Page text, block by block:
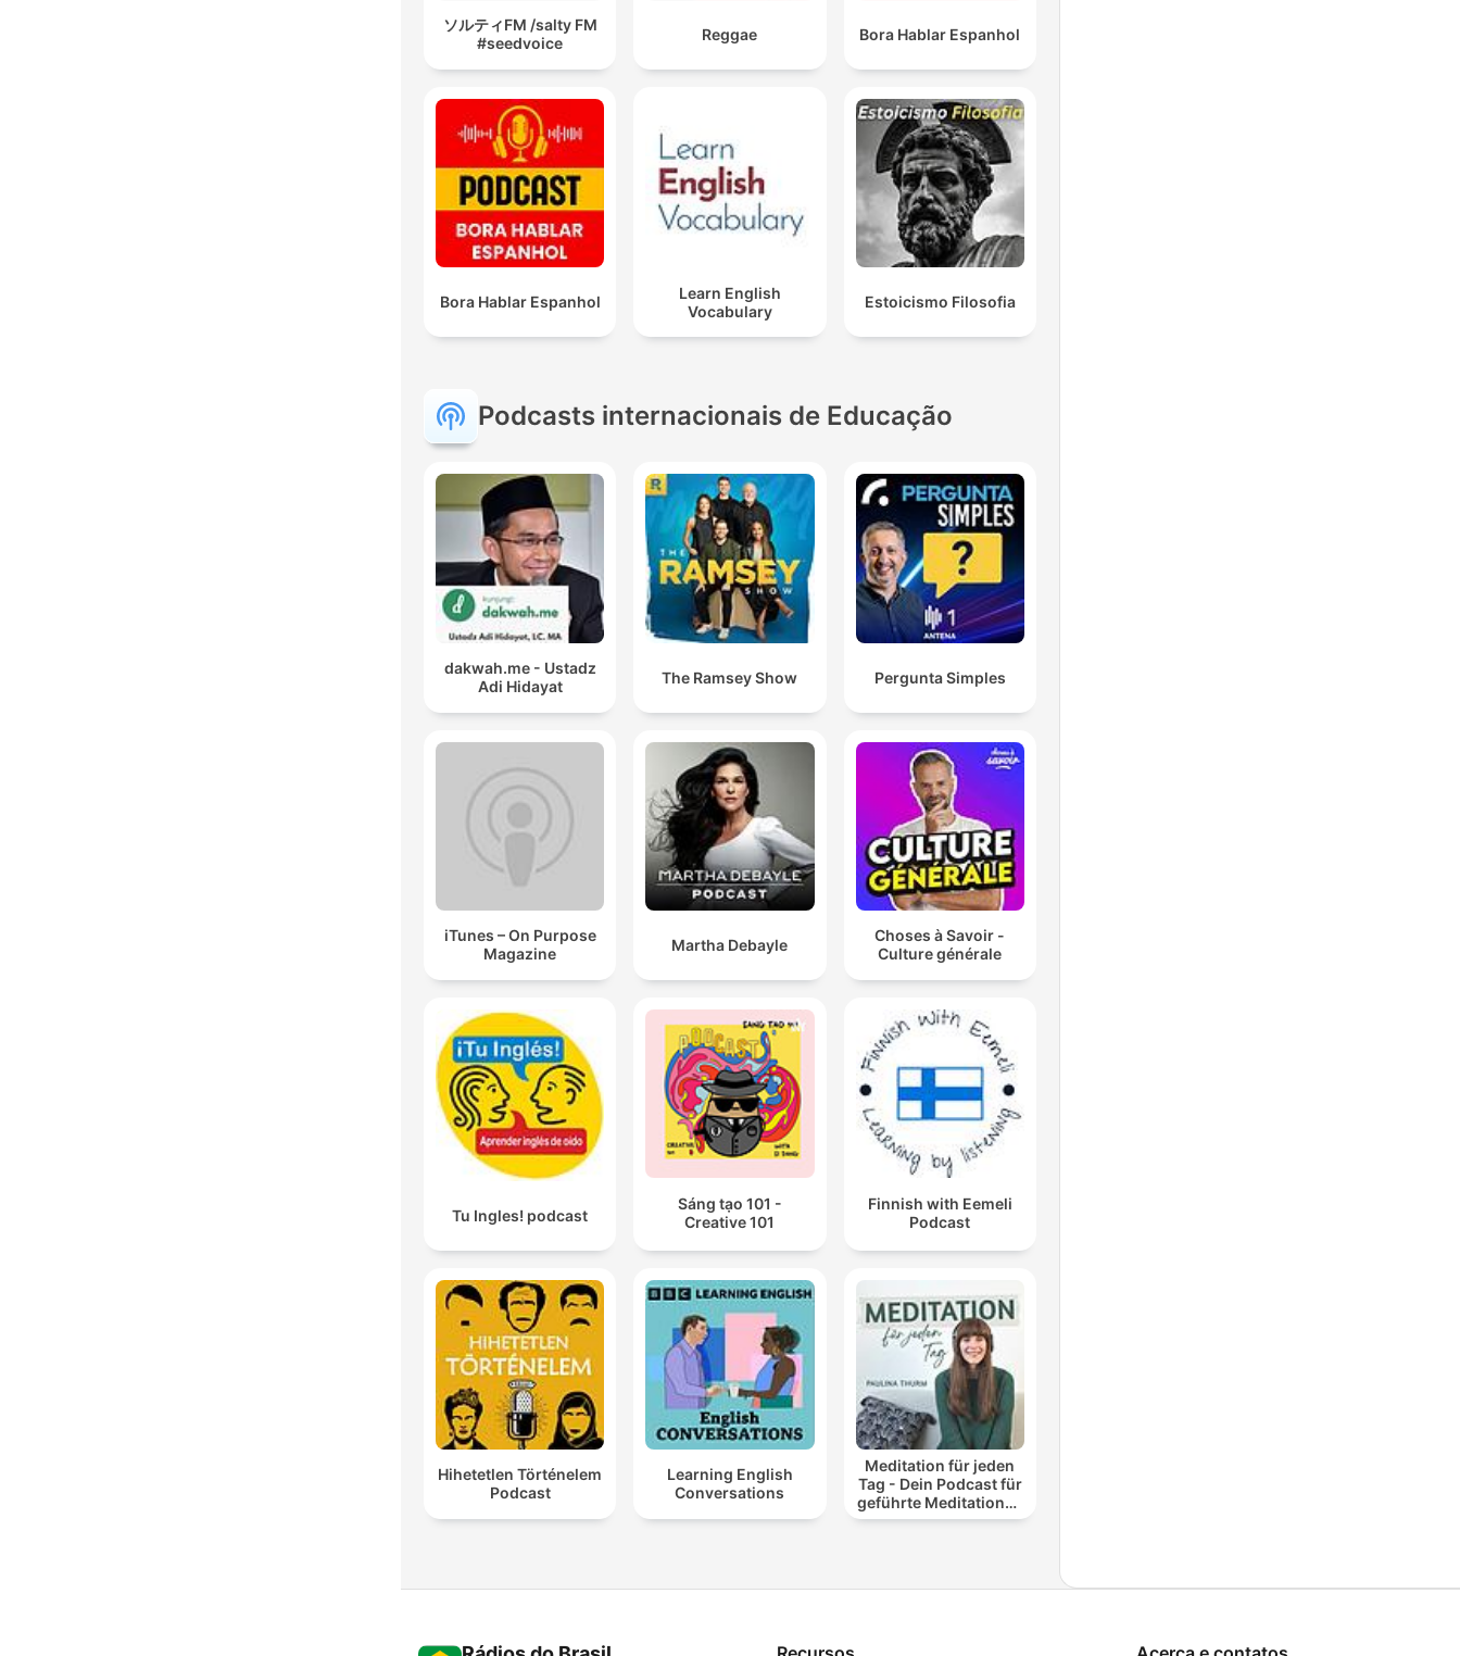
ソルティFM /salty FM
#seedvoice
Reggae Bora Hablar Espanhol
Bora Hablar Espanhol
Learn English
Vocabulary
Estoicismo Filosofia
Podcasts internacionais de Educação
dakwah.me - Ustadz
Adi Hidayat
The Ramsey Show Pergunta Simples
iTunes – On Purpose
Magazine
Martha Debayle
Choses à Savoir -
Culture générale
Tu Ingles! podcast
Sáng tạo 101 -
Creative 101
Finnish with Eemeli
Podcast
Hihetetlen Történelem
Podcast
Learning English
Conversations
Meditation für jeden
Tag - Dein Podcast für
geführte Meditationen
und Entspannung